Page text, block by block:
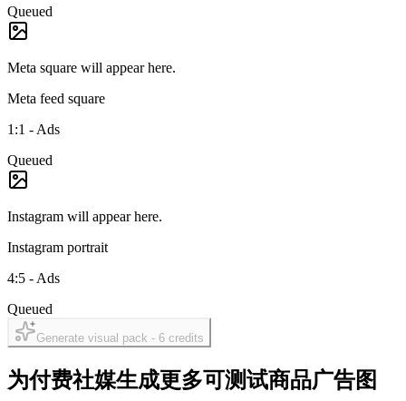
Queued
Meta square will appear here.
Meta feed square
1:1 - Ads
Queued
Instagram will appear here.
Instagram portrait
4:5 - Ads
Queued
Generate visual pack - 6 credits
为付费社媒生成更多可测试商品广告图